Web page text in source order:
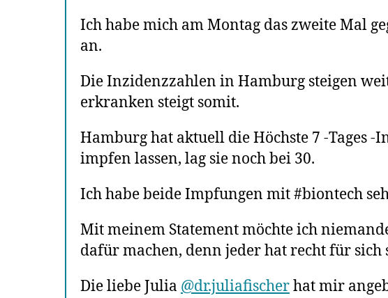
Ich habe mich am Montag das zweite Mal
an.
Die Inzidenzzahlen in Hamburg steigen
erkranken steigt somit.
Hamburg hat aktuell die Höchste 7 -Tages
impfen lassen, lag sie noch bei 30.
Ich habe beide Impfungen mit #biontech
Mit meinem Statement möchte ich
dafür machen, denn jeder hat recht für
Die liebe Julia @dr.juliafischerhat mir